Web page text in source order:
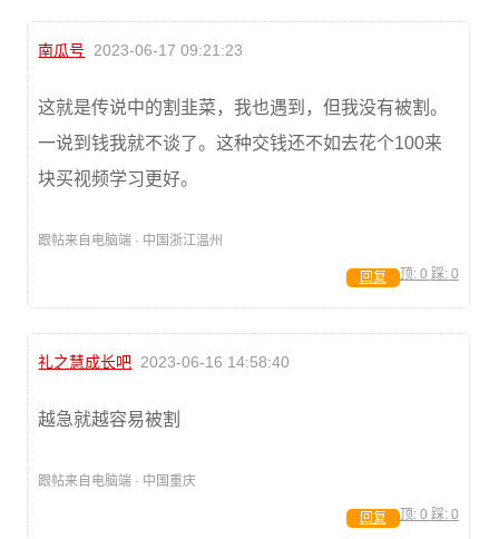
南瓜号 2023-06-17 09:21:23
这就是传说中的割韭菜，我也遇到，但我没有被割。
一说到钱我就不谈了。这种交钱还不如去花个100来
块买视频学习更好。
跟帖来自电脑端 · 中国浙江温州
顶: 0 踩: 0
回复
礼之慧成长吧 2023-06-16 14:58:40
越急就越容易被割
跟帖来自电脑端 · 中国重庆
顶: 0 踩: 0
回复